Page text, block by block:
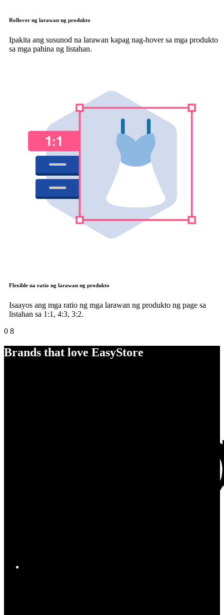
Rollover ng larawan ng produkto
Ipakita ang susunod na larawan kapag nag-hover sa mga produkto
sa mga pahina ng listahan.
Flexible na ratio ng larawan ng produkto
Isaayos ang mga ratio ng mga larawan ng produkto ng page sa
listahan sa 1:1, 4:3, 3:2.
0 8
Brands that love EasyStore